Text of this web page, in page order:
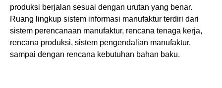
produksi berjalan sesuai dengan urutan yang benar.
Ruang lingkup sistem informasi manufaktur terdiri dari
sistem perencanaan manufaktur, rencana tenaga kerja,
rencana produksi, sistem pengendalian manufaktur,
sampai dengan rencana kebutuhan bahan baku.